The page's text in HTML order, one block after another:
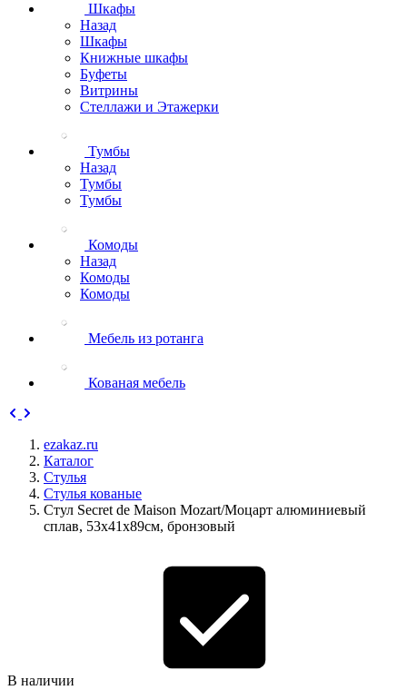
Шкафы
Назад
Шкафы
Книжные шкафы
Буфеты
Витрины
Стеллажи и Этажерки
Тумбы
Назад
Тумбы
Тумбы
Комоды
Назад
Комоды
Комоды
Мебель из ротанга
Кованая мебель
ezakaz.ru
Каталог
Стулья
Стулья кованые
Стул Secret de Maison Mozart/Моцарт алюминиевый
сплав, 53х41х89см, бронзовый
В наличии